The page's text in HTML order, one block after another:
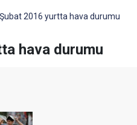
2016 yurtta hava durumu
hava durumu